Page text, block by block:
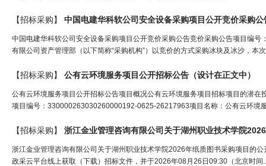
【招标采购】 中国电建华科软公司安全设备采购项目公开竞价采购公
中国电建华科软公司安全设备采购项目公开竞价采购公告竞价采购公告项目编
有限公司资产管理部（以下简称“采购机构”）以竞价的方式采购冰块及冰沙，本
【招标采购】 公有云环境服务项目公开招标公告（设计在正文中）
公有云环境服务项目公开招标公告项目概况公有云环境服务项目招标项目的潜
项目编号：330000263030260000192-0625-26217963项目名称：公有云环境
【招标采购】 浙江金业管理咨询有限公司关于湖州职业技术学院
浙江金业管理咨询有限公司关于湖州职业技术学院2026年纸质图书采购项目的
政采云平台线上获取（下载）招标文件，并于2026年08月26日09:30（北京时间..